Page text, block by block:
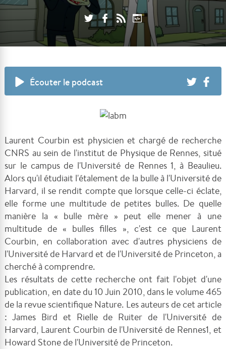
Écouter le podcast
Laurent Courbin est physicien et chargé de recherche
CNRS au sein de l'institut de Physique de Rennes, situé
sur le campus de l'Université de Rennes 1, à Beaulieu.
Alors qu'il étudiait l'étalement de la bulle à l'Université de
Harvard, il se rendit compte que lorsque celle-ci éclate,
elle forme une multitude de petites bulles. De quelle
manière la « bulle mère » peut elle mener à une
multitude de « bulles filles », c'est ce que Laurent
Courbin, en collaboration avec d'autres physiciens de
l'Université de Harvard et de l'Université de Princeton, a
cherché à comprendre.
Les résultats de cette recherche ont fait l'objet d'une
publication, en date du 10 Juin 2010, dans le volume 465
de la revue scientifique Nature. Les auteurs de cet article
: James Bird et Rielle de Ruiter de l'Université de
Harvard, Laurent Courbin de l'Université de Rennes1, et
Howard Stone de l'Université de Princeton.